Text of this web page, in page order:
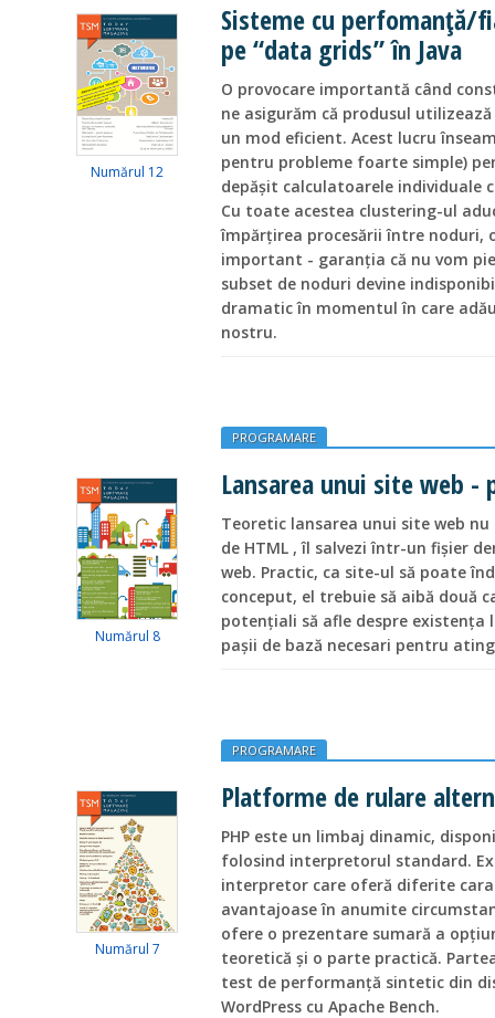
Numărul 12
Sisteme cu perfomanță/
pe “data grids” în Java
O provocare importantă când
ne asigurăm că produsul
un mod eficient. Acest lucru
pentru probleme foarte simple)
depășit calculatoarele individuale
Cu toate acestea clustering-ul
împărțirea procesării între noduri,
important - garanția că nu vom
subset de noduri devine
dramatic în momentul în care
nostru.
Numărul 8
PROGRAMARE
Lansarea unui site web -
Teoretic lansarea unui site web
de HTML , îl salvezi într-un fişier
web. Practic, ca site-ul să poate
conceput, el trebuie să aibă
potenţiali să afle despre existenţa
paşii de bază necesari pentru
Numărul 7
PROGRAMARE
Platforme de rulare
PHP este un limbaj dinamic,
folosind interpretorul standard.
interpretor care oferă diferite
avantajoase în anumite
ofere o prezentare sumară a
teoretică şi o parte practică.
test de performanţă sintetic din
WordPress cu Apache Bench.